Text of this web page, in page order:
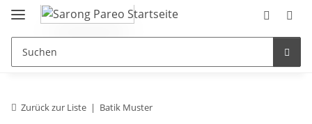
Zurück zur Liste Batik Muster